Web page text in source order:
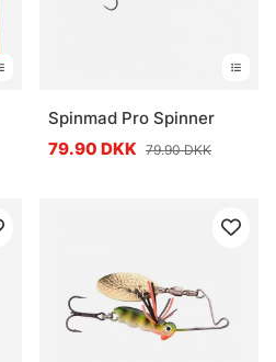
Spinmad Pro Spinner
79.90 DKK 79.90 DKK